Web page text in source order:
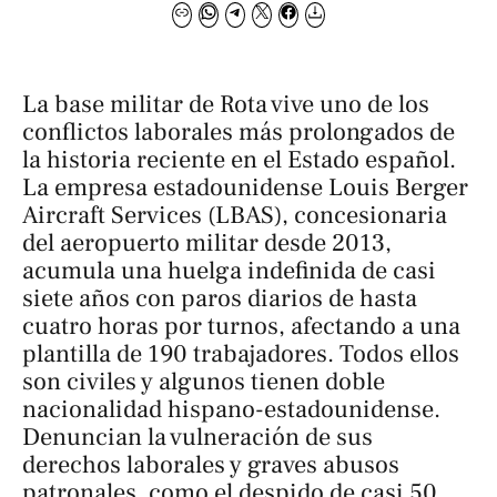
La base militar de Rota vive uno de los
conflictos laborales más prolongados de
la historia reciente en el Estado español.
La empresa estadounidense Louis Berger
Aircraft Services (LBAS), concesionaria
del aeropuerto militar desde 2013,
acumula una huelga indefinida de casi
siete años con paros diarios de hasta
cuatro horas por turnos, afectando a una
plantilla de 190 trabajadores. Todos ellos
son civiles y algunos tienen doble
nacionalidad hispano-estadounidense.
Denuncian la vulneración de sus
derechos laborales y graves abusos